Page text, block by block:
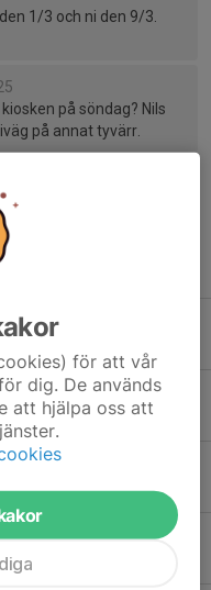
1/3 och ni den 9/3.
på söndag? Nils
på annat tyvärr.
Kanske någon mer?
för att vår
dig. De används
att hjälpa oss att